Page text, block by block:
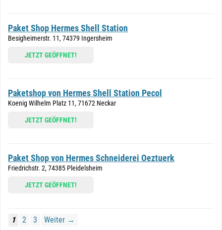
Paket Shop Hermes Shell Station
Besigheimerstr. 11, 74379 Ingersheim
JETZT GEÖFFNET!
Paketshop von Hermes Shell Station Pecol
Koenig Wilhelm Platz 11, 71672 Neckar
JETZT GEÖFFNET!
Paket Shop von Hermes Schneiderei Oeztuerk
Friedrichstr. 2, 74385 Pleidelsheim
JETZT GEÖFFNET!
1 2 3 Weiter →